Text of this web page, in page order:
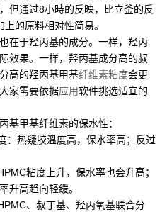
但通过8小時的反映，比立釜的反
的原料相对性简易。
于羟丙基的成分。一样，羟丙
效果。一样，羟丙基成分高的叔
高的羟丙基甲基纤维素粘度会更
家需要依据应用软件挑选适宜的
甲基纤维素的保水性：
热疑胶溫度高，保水率高；反过
粘度上升，保水率也会升高；
升高趋向轻缓。
、叔丁基、羟丙氧基联合分